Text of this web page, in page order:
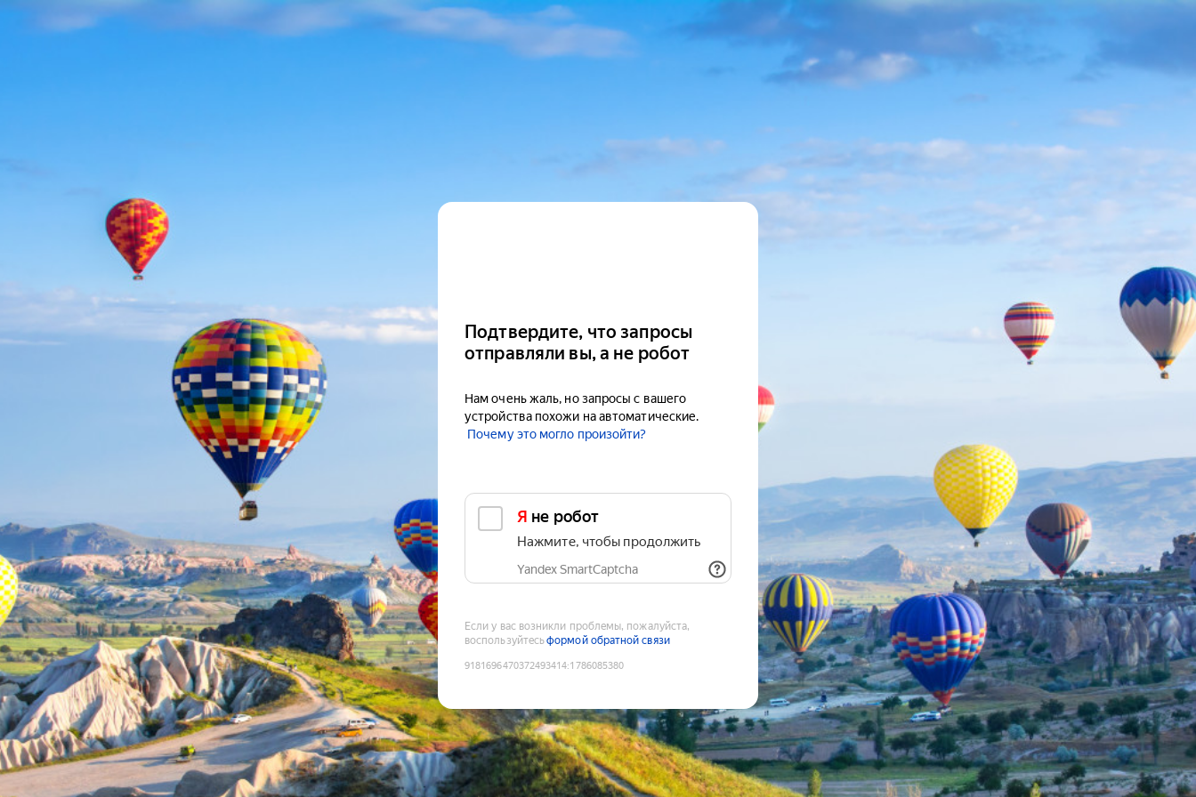
Подтвердите, что запросы
отправляли вы, а не робот
Нам очень жаль, но запросы с вашего
устройства похожи на автоматические.
Почему это могло произойти?
Я не робот
Нажмите, чтобы продолжить
Yandex SmartCaptcha
Если у вас возникли проблемы, пожалуйста,
воспользуйтесьформой обратной связи
9181696470372493414:1786085380